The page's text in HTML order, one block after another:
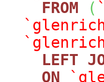
FROM
(
LEFT
ON